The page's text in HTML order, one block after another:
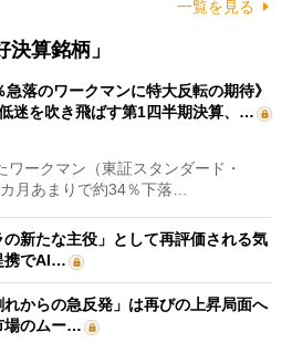
一覧を見る
算銘柄」
急落のワークマンに特大反転の期待》
迷を吹き飛ばす第1四半期決算、…
ークマン（東証スタンダード・
月あまりで約34％下落…
新たな主役」として再評価される気
携でAI…
からの急反発」は再びの上昇局面へ
場のムー…